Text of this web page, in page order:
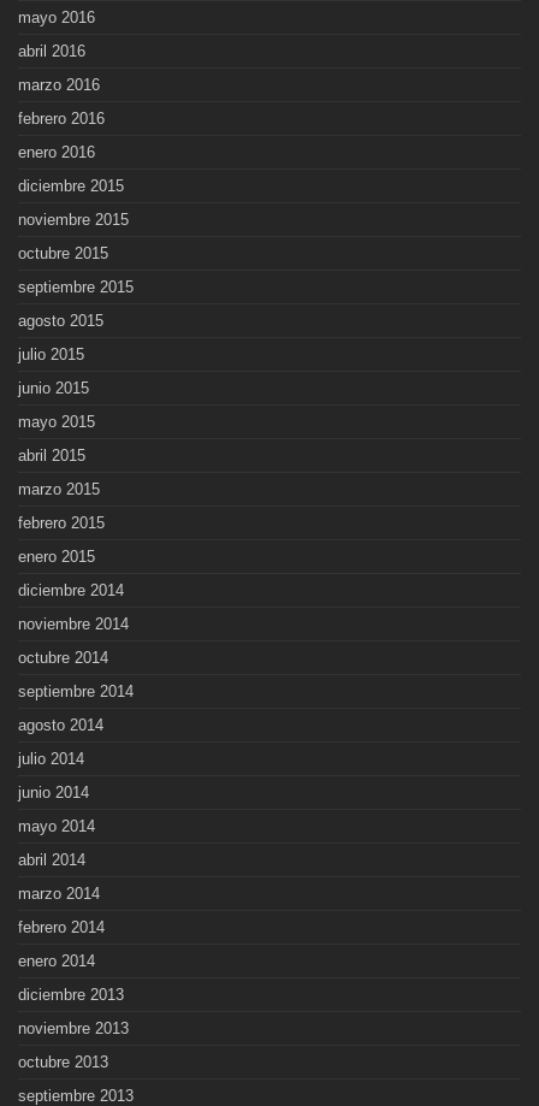
mayo 2016
abril 2016
marzo 2016
febrero 2016
enero 2016
diciembre 2015
noviembre 2015
octubre 2015
septiembre 2015
agosto 2015
julio 2015
junio 2015
mayo 2015
abril 2015
marzo 2015
febrero 2015
enero 2015
diciembre 2014
noviembre 2014
octubre 2014
septiembre 2014
agosto 2014
julio 2014
junio 2014
mayo 2014
abril 2014
marzo 2014
febrero 2014
enero 2014
diciembre 2013
noviembre 2013
octubre 2013
septiembre 2013